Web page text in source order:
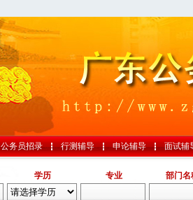
公务员招录 行测辅导 申论辅导 面试辅
学历 专业 部门名